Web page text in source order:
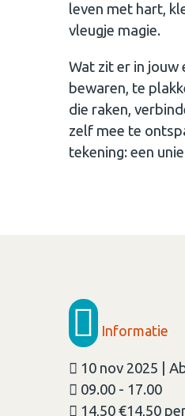
leven met hart,
vleugje magie.
Wat zit er in jouw
bewaren, te
die raken,
zelf mee te
tekening: een
Informatie
10 nov 2025 |
09.00 - 17.00
14,50 €14,50